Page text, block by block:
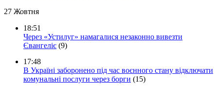
27 Жовтня
18:51
Через «Устилуг» намагалися незаконно вивезти
Євангеліє (9)
17:48
В Україні заборонено під час воєнного стану відключати
комунальні послуги через борги (15)